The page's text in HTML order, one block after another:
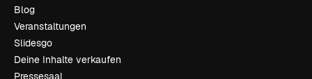
Blog
Veranstaltungen
Slidesgo
Deine Inhalte verkaufen
Pressesaal